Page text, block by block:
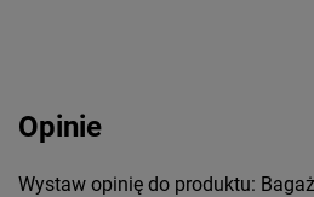
Opinie
Wystaw opinię do produktu: